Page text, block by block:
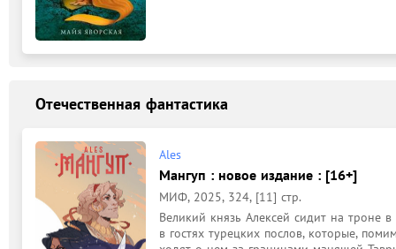
Отечественная фантастика
Ales
Мангуп : новое издание : [16+]
МИФ, 2025, 324, [11] стр.
Великий князь Алексей сидит на троне
в гостях турецких послов, которые,